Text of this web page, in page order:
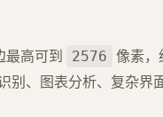
高可到 2576 像素，
别、图表分析、复杂界